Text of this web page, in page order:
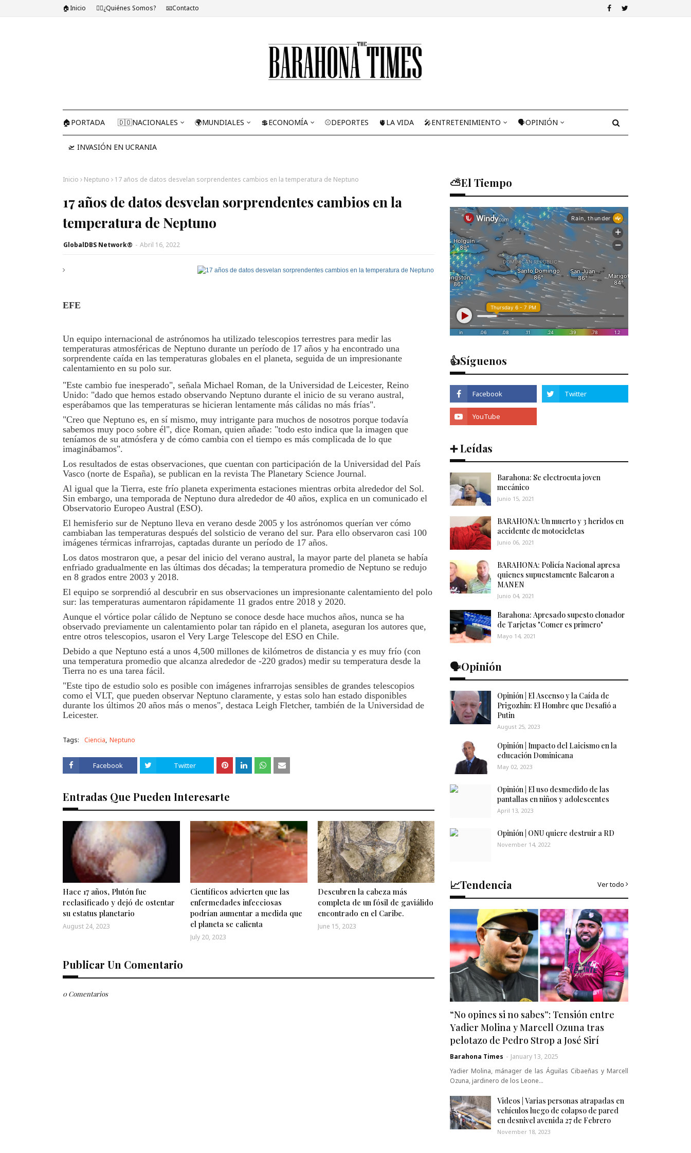
🏠Inicio 🤷‍♂️¿Quiénes Somos? 📧Contacto
🏠PORTADA 🇩🇴NACIONALES 🌍MUNDIALES 💲ECONOMÍA ⚾DEPORTES 🫀LA VIDA 🎤ENTRETENIMIENTO 🗣OPINIÓN
🛫 INVASIÓN EN UCRANIA
Inicio Neptuno 17 años de datos desvelan sorprendentes cambios en la temperatura de Neptuno
17 años de datos desvelan sorprendentes cambios en la
temperatura de Neptuno
GlobalDBS Network® - Abril 16, 2022
EFE
Un equipo internacional de astrónomos ha utilizado telescopios terrestres para medir las
temperaturas atmosféricas de Neptuno durante un período de 17 años y ha encontrado una
sorprendente caída en las temperaturas globales en el planeta, seguida de un impresionante
calentamiento en su polo sur.
"Este cambio fue inesperado", señala Michael Roman, de la Universidad de Leicester, Reino
Unido: "dado que hemos estado observando Neptuno durante el inicio de su verano austral,
esperábamos que las temperaturas se hicieran lentamente más cálidas no más frías".
"Creo que Neptuno es, en sí mismo, muy intrigante para muchos de nosotros porque todavía
sabemos muy poco sobre él", dice Roman, quien añade: "todo esto indica que la imagen que
teníamos de su atmósfera y de cómo cambia con el tiempo es más complicada de lo que
imaginábamos".
Los resultados de estas observaciones, que cuentan con participación de la Universidad del País
Vasco (norte de España), se publican en la revista The Planetary Science Journal.
Al igual que la Tierra, este frío planeta experimenta estaciones mientras orbita alrededor del Sol.
Sin embargo, una temporada de Neptuno dura alrededor de 40 años, explica en un comunicado el
Observatorio Europeo Austral (ESO).
El hemisferio sur de Neptuno lleva en verano desde 2005 y los astrónomos querían ver cómo
cambiaban las temperaturas después del solsticio de verano del sur. Para ello observaron casi 100
imágenes térmicas infrarrojas, captadas durante un período de 17 años.
Los datos mostraron que, a pesar del inicio del verano austral, la mayor parte del planeta se había
enfriado gradualmente en las últimas dos décadas; la temperatura promedio de Neptuno se redujo
en 8 grados entre 2003 y 2018.
El equipo se sorprendió al descubrir en sus observaciones un impresionante calentamiento del polo
sur: las temperaturas aumentaron rápidamente 11 grados entre 2018 y 2020.
Aunque el vórtice polar cálido de Neptuno se conoce desde hace muchos años, nunca se ha
observado previamente un calentamiento polar tan rápido en el planeta, aseguran los autores que,
entre otros telescopios, usaron el Very Large Telescope del ESO en Chile.
Debido a que Neptuno está a unos 4,500 millones de kilómetros de distancia y es muy frío (con
una temperatura promedio que alcanza alrededor de -220 grados) medir su temperatura desde la
Tierra no es una tarea fácil.
"Este tipo de estudio solo es posible con imágenes infrarrojas sensibles de grandes telescopios
como el VLT, que pueden observar Neptuno claramente, y estas solo han estado disponibles
durante los últimos 20 años más o menos", destaca Leigh Fletcher, también de la Universidad de
Leicester.
Tags: Ciencia Neptuno
Facebook Twitter
Entradas Que Pueden Interesarte
Hace 17 años, Plutón fue
reclasificado y dejó de ostentar
su estatus planetario
August 24, 2023
Científicos advierten que las
enfermedades infecciosas
podrían aumentar a medida que
el planeta se calienta
July 20, 2023
Descubren la cabeza más
completa de un fósil de gaviálido
encontrado en el Caribe.
June 15, 2023
Publicar Un Comentario
0 Comentarios
⛅El Tiempo
👍Síguenos
➕ Leídas
Barahona: Se electrocuta joven
mecánico
Junio 15, 2021
BARAHONA: Un muerto y 3 heridos en
accidente de motocicletas
Junio 06, 2021
BARAHONA: Policía Nacional apresa
quienes supuestamente Balearon a
MANEN
Junio 04, 2021
Barahona: Apresado supesto clonador
de Tarjetas "Comer es primero"
Mayo 14, 2021
🗣️Opinión
Opinión | El Ascenso y la Caída de
Prigozhin: El Hombre que Desafió a
Putin
August 25, 2023
Opinión | Impacto del Laicismo en la
educación Dominicana
May 02, 2023
Opinión | El uso desmedido de las
pantallas en niños y adolescentes
April 13, 2023
Opinión | ONU quiere destruir a RD
November 14, 2022
📈Tendencia Ver todo
“No opines si no sabes”: Tensión entre
Yadier Molina y Marcell Ozuna tras
pelotazo de Pedro Strop a José Sirí
Barahona Times - January 13, 2025
Yadier Molina, mánager de las Águilas Cibaeñas y Marcell
Ozuna, jardinero de los Leone…
Videos | Varias personas atrapadas en
vehículos luego de colapso de pared
en desnivel avenida 27 de Febrero
November 18, 2023